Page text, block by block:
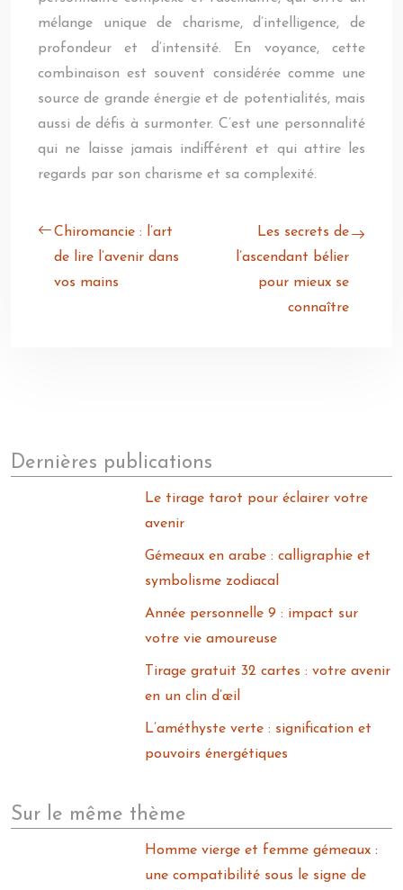
mélange unique de charisme, d’intelligence, de
profondeur et d’intensité. En voyance, cette
combinaison est souvent considérée comme une
source de grande énergie et de potentialités, mais
aussi de défis à surmonter. C’est une personnalité
qui ne laisse jamais indifférent et qui attire les
regards par son charisme et sa complexité.
Chiromancie : l’art
de lire l’avenir dans
vos mains
Les secrets de
l’ascendant bélier
pour mieux se
connaître
Dernières publications
Le tirage tarot pour éclairer votre
avenir
Gémeaux en arabe : calligraphie et
symbolisme zodiacal
Année personnelle 9 : impact sur
votre vie amoureuse
Tirage gratuit 32 cartes : votre avenir
en un clin d’œil
L’améthyste verte : signification et
pouvoirs énergétiques
Sur le même thème
Homme vierge et femme gémeaux :
une compatibilité sous le signe de